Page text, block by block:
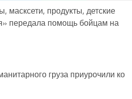
масксети, продукты, детские
передала помощь бойцам на
груза приурочили ко